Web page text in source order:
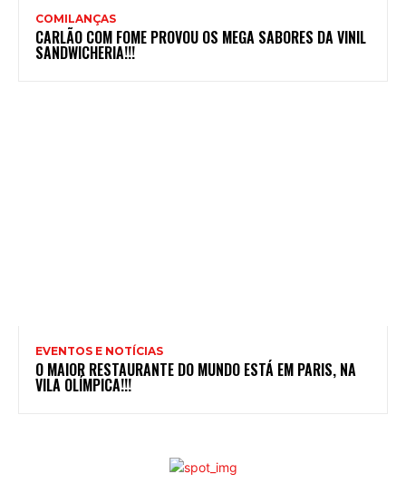
COMILANÇAS
CARLÃO COM FOME PROVOU OS MEGA SABORES DA VINIL
SANDWICHERIA!!!
EVENTOS E NOTÍCIAS
O MAIOR RESTAURANTE DO MUNDO ESTÁ EM PARIS, NA
VILA OLÍMPICA!!!